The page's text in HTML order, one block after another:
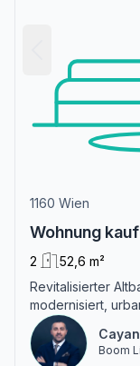
1160 Wien
Wohnung
2
52,6 m²
Revitalisierter
modernisiert,
Boom